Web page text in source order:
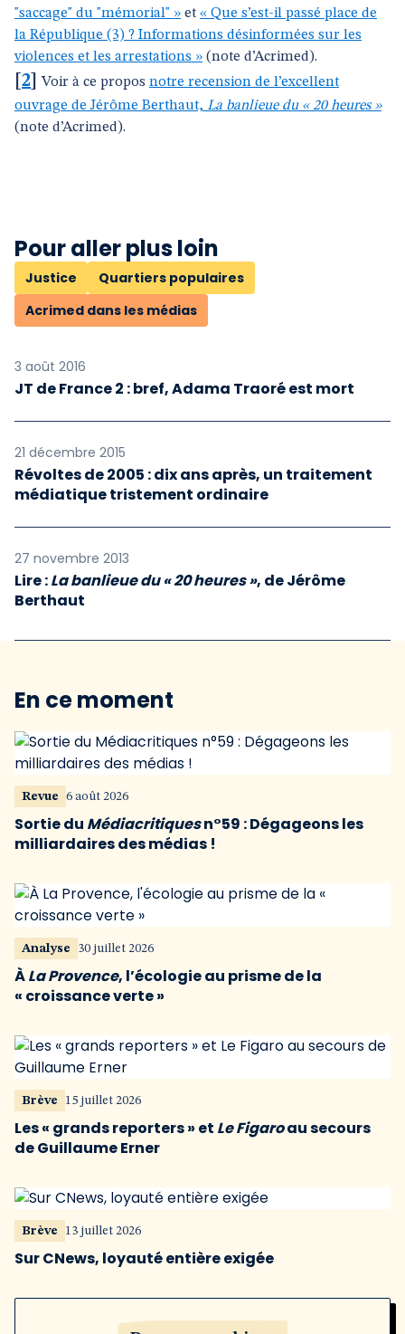
"saccage" du "mémorial" » et « Que s’est-il passé place de
la République (3) ? Informations désinformées sur les
violences et les arrestations » (note d’Acrimed).
2 ]Voir à ce propos notre recension de l’excellent
ouvrage de Jérôme Berthaut, La banlieue du « 20 heures »
(note d’Acrimed).
Pour aller plus loin
Justice
Quartiers populaires
Acrimed dans les médias
3 août 2016
JT de France 2 : bref, Adama Traoré est mort
21 décembre 2015
Révoltes de 2005 : dix ans après, un traitement
médiatique tristement ordinaire
27 novembre 2013
Lire :La banlieue du « 20 heures », de Jérôme
Berthaut
En ce moment
Revue 6 août 2026
Sortie du Médiacritiquesn°59 : Dégageons les
milliardaires des médias !
Analyse 30 juillet 2026
ÀLa Provence, l’écologie au prisme de la
« croissance verte »
Brève 15 juillet 2026
Les « grands reporters » et Le Figaroau secours
de Guillaume Erner
Brève 13 juillet 2026
Sur CNews, loyauté entière exigée